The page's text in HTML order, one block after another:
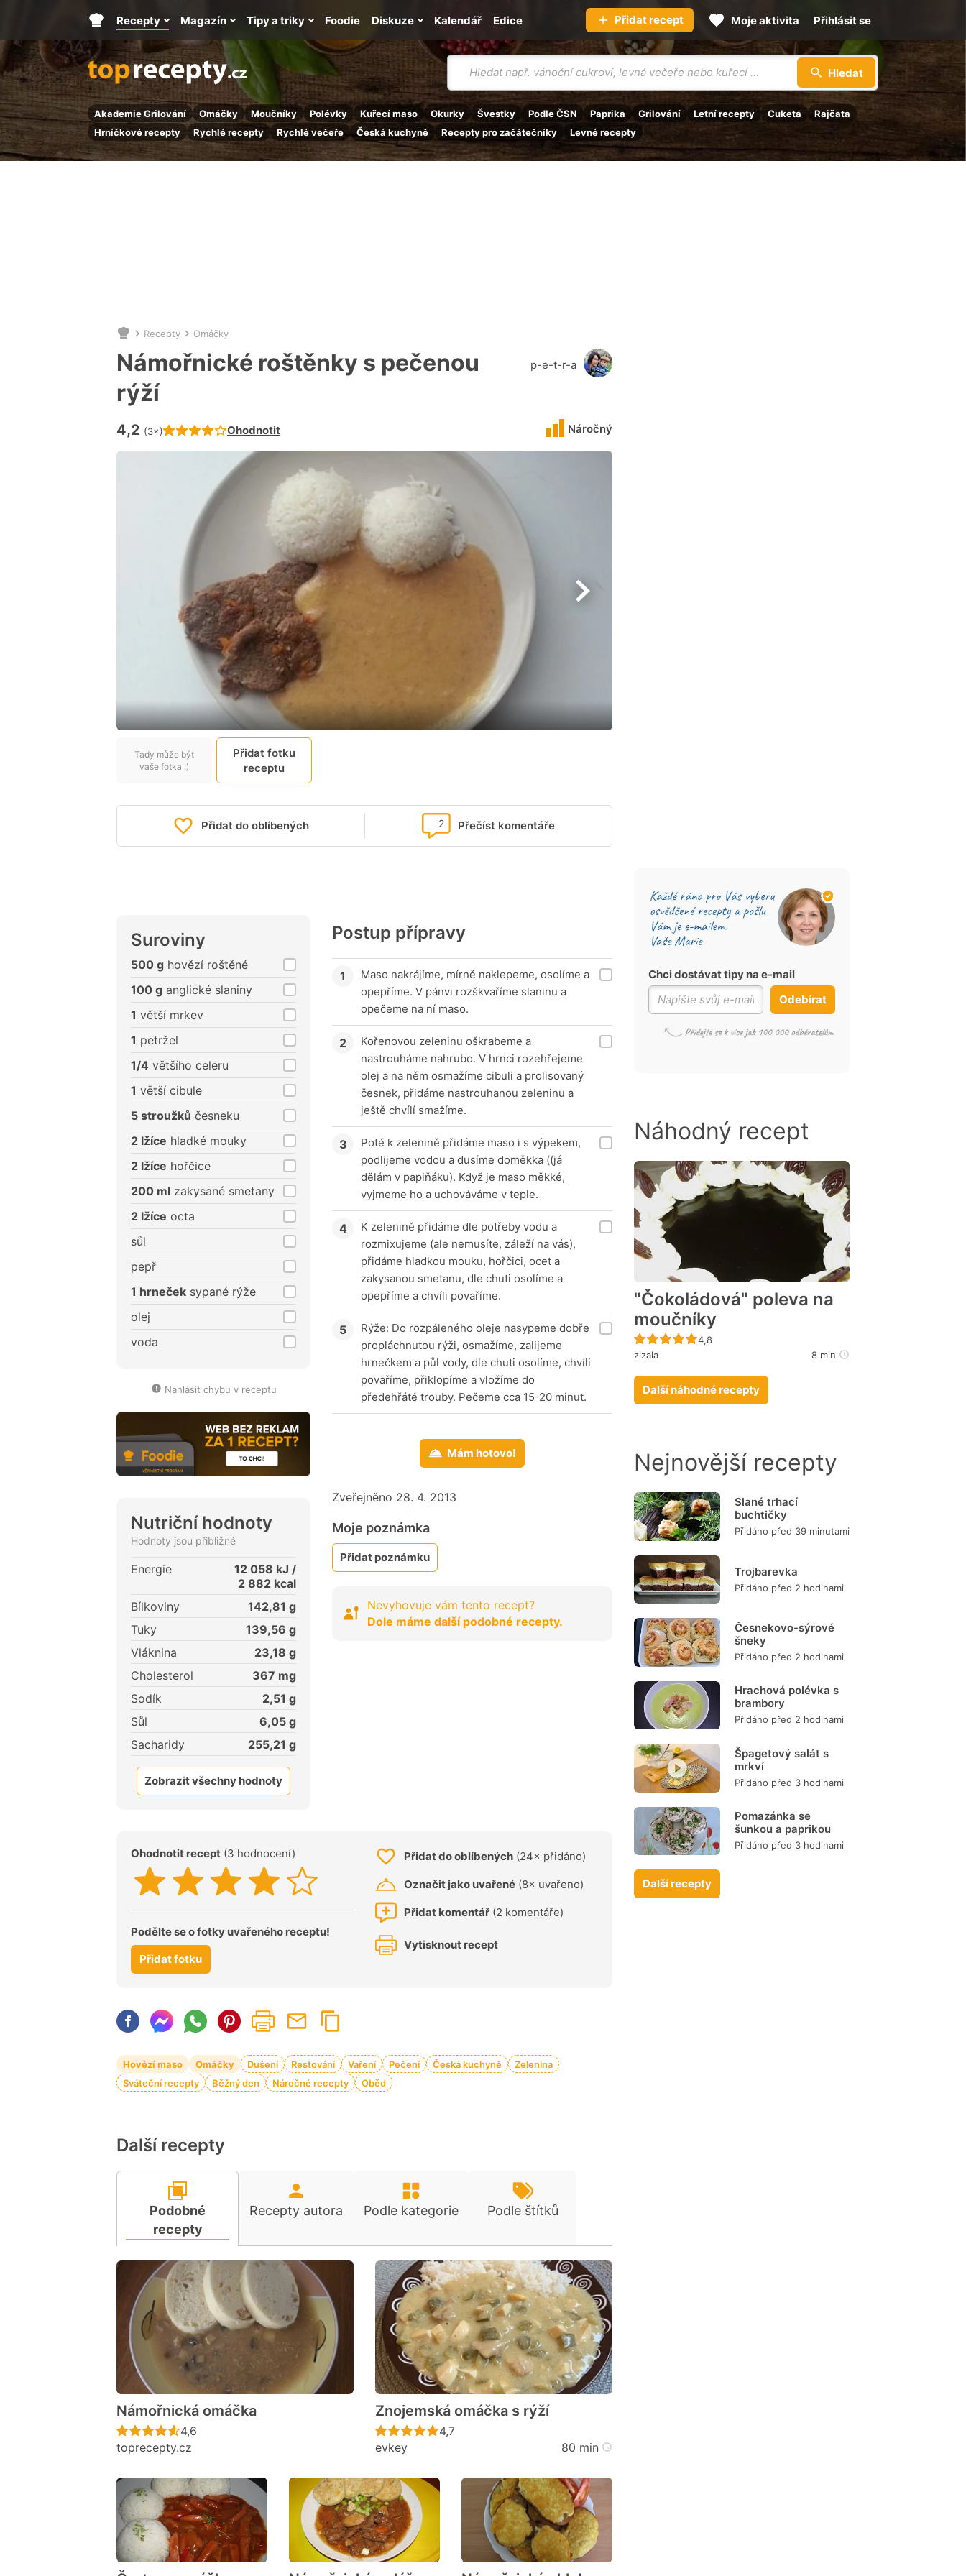
Vyhledávání
Hledat
Akademie Grilování Omáčky Moučníky Polévky Kuřecí maso Okurky Švestky Podle ČSN Paprika Grilování Letní recepty Cuketa
Rajčata
Hrníčkové recepty
Rychlé recepty Rychlé večeře Česká kuchyně Recepty pro začátečníky Levné recepty
Hlavní
stránka
Recepty Magazín Tipy a triky Kalendář
Foodie Diskuze Edice Přidat recept Moje aktivita Přihlásit se
Nacházíte
se
zde:
Recepty Omáčky
Námořnické roštěnky s pečenou
rýží
Hodnocení receptu je
4,2 (3×) Ohodnotit
p-e-t-r-a
Náročný
Tady může být
vaše fotka :)
Přidat fotku
receptu
Přidat do oblíbených Přečíst komentáře
2
Suroviny
500 g hovězí roštěné
100 g anglické slaniny
1 větší mrkev
1 petržel
1/4 většího celeru
1 větší cibule
5 stroužků česneku
2 lžíce hladké mouky
2 lžíce hořčice
200 ml zakysané smetany
2 lžíce octa
sůl
pepř
1 hrneček sypané rýže
olej
voda
Nahlásit chybu v receptu
Nutriční hodnoty
Hodnoty jsou přibližné
Energie 12 058 kJ /
2 882 kcal
Bílkoviny
142,81 g
Tuky
139,56 g
Vláknina
23,18 g
Cholesterol
367 mg
Sodík
2,51 g
Sůl
6,05 g
Sacharidy
255,21 g
Zobrazit všechny hodnoty
Postup přípravy
Maso nakrájíme, mírně naklepeme, osolíme a
opepříme. V pánvi rozškvaříme slaninu a
opečeme na ní maso.
Kořenovou zeleninu oškrabeme a
nastrouháme nahrubo. V hrnci rozehřejeme
olej a na něm osmažíme cibuli a prolisovaný
česnek, přidáme nastrouhanou zeleninu a
ještě chvílí smažíme.
Poté k zelenině přidáme maso i s výpekem,
podlijeme vodou a dusíme doměkka ((já
dělám v papiňáku). Když je maso měkké,
vyjmeme ho a uchováváme v teple.
K zelenině přidáme dle potřeby vodu a
rozmixujeme (ale nemusíte, záleží na vás),
přidáme hladkou mouku, hořčici, ocet a
zakysanou smetanu, dle chuti osolíme a
opepříme a chvíli povaříme.
Rýže: Do rozpáleného oleje nasypeme dobře
propláchnutou rýži, osmažíme, zalijeme
hrnečkem a půl vody, dle chuti osolíme, chvíli
povaříme, přiklopíme a vložíme do
předehřáté trouby. Pečeme cca 15-20 minut.
Mám hotovo!
Zveřejněno 28. 4. 2013
Moje poznámka
Přidat poznámku
Nevyhovuje vám tento recept?
Dole máme další podobné recepty.
Ohodnotit recept (3 hodnocení)
Podělte se o fotky uvařeného receptu!
Přidat fotku
Přidat do oblíbených (24× přidáno)
Označit jako uvařené (8× uvařeno)
Přidat komentář (2 komentáře)
Vytisknout recept
Hovězí maso Omáčky Dušení Restování Vaření Pečení Česká kuchyně
Zelenina
Sváteční recepty
Běžný den Náročné recepty Oběd
Další recepty
Podobné
recepty
Recepty autora Podle kategorie Podle štítků
Námořnická omáčka
Recept ještě nebyl hodnocen
4,6
toprecepty.cz
Znojemská omáčka s rýží
Recept ještě nebyl hodnocen
4,7
evkey
80 min
Chci dostávat tipy na e-mail
Odebírat
Náhodný recept
"Čokoládová" poleva na
moučníky
Recept ještě nebyl hodnocen
4,8
zizala
8 min
Další náhodné recepty
Nejnovější recepty
Slané trhací
buchtičky
Přidáno před 39 minutami
Trojbarevka
Přidáno před 2 hodinami
Česnekovo-sýrové
šneky
Přidáno před 2 hodinami
Hrachová polévka s
brambory
Přidáno před 2 hodinami
Špagetový salát s
mrkví
Přidáno před 3 hodinami
Pomazánka se
šunkou a paprikou
Přidáno před 3 hodinami
Další recepty